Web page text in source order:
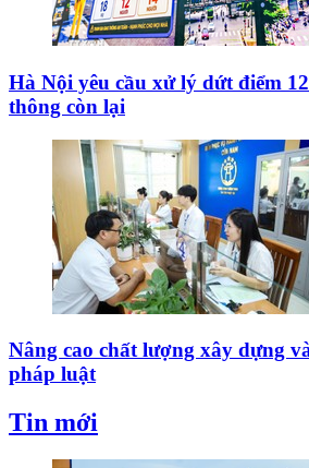
Hà Nội yêu cầu xử lý dứt điểm
thông còn lại
Nâng cao chất lượng xây dựng
pháp luật
Tin mới